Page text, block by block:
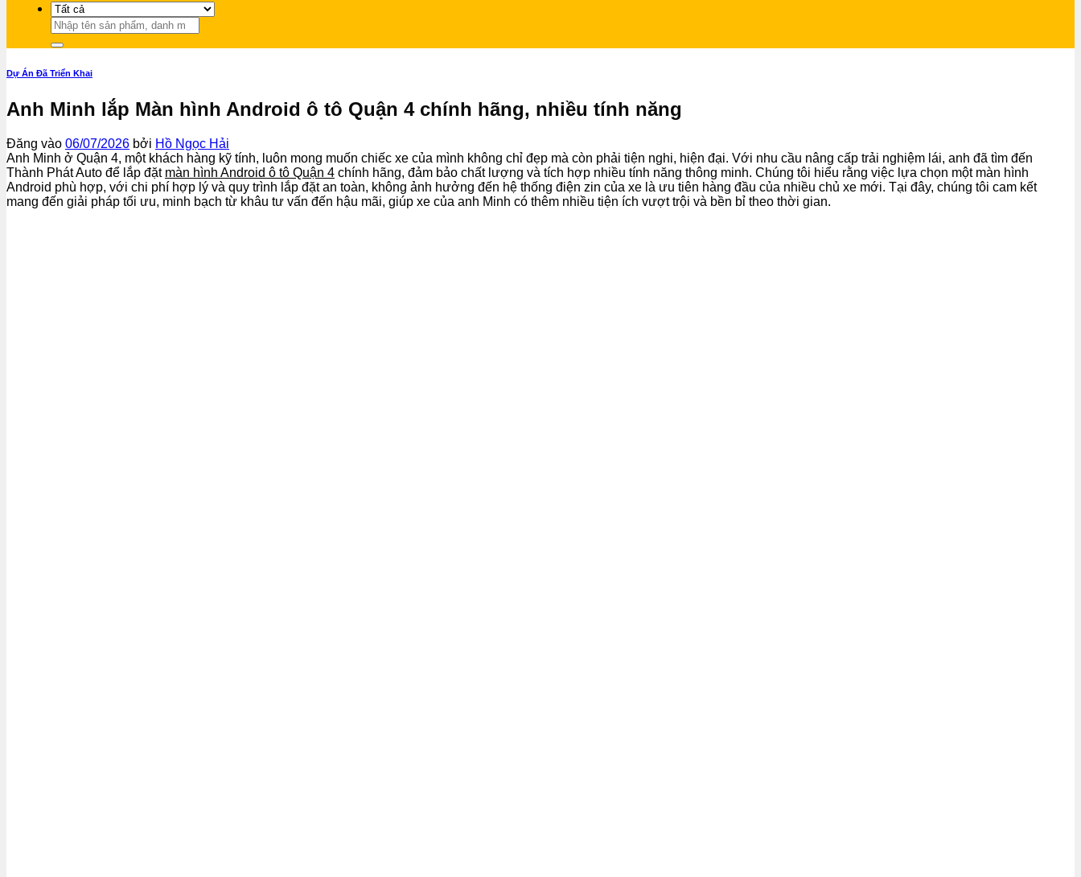
Tìm
kiếm:
Dự Án Đã Triển Khai
Anh Minh lắp Màn hình Android ô tô Quận 4 chính hãng, nhiều tính năng
Đăng vào 06/07/2026 bởi Hồ Ngọc Hải
Anh Minh ở Quận 4, một khách hàng kỹ tính, luôn mong muốn chiếc xe của mình không chỉ đẹp mà còn phải tiện nghi, hiện đại. Với nhu cầu nâng cấp trải nghiệm lái, anh đã tìm đến
Thành Phát Auto để lắp đặt màn hình Android ô tô Quận 4 chính hãng, đảm bảo chất lượng và tích hợp nhiều tính năng thông minh. Chúng tôi hiểu rằng việc lựa chọn một màn hình
Android phù hợp, với chi phí hợp lý và quy trình lắp đặt an toàn, không ảnh hưởng đến hệ thống điện zin của xe là ưu tiên hàng đầu của nhiều chủ xe mới. Tại đây, chúng tôi cam kết
mang đến giải pháp tối ưu, minh bạch từ khâu tư vấn đến hậu mãi, giúp xe của anh Minh có thêm nhiều tiện ích vượt trội và bền bỉ theo thời gian.